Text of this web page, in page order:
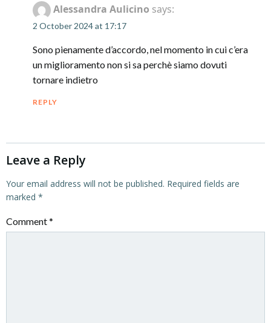
Alessandra Aulicino says:
2 October 2024 at 17:17
Sono pienamente d’accordo, nel momento in cui c’era
un miglioramento non si sa perchè siamo dovuti
tornare indietro
REPLY
Leave a Reply
Your email address will not be published. Required fields are
marked *
Comment*